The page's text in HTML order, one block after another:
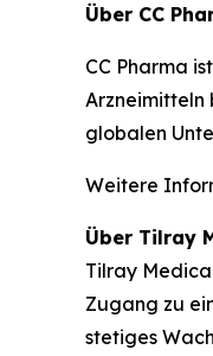
Über CC
CC Pharma
Arzneimitteln
globalen
Weitere
Über Tilray
Tilray
Zugang zu
stetiges